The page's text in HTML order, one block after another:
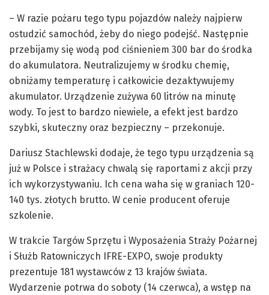
– W razie pożaru tego typu pojazdów należy najpierw
ostudzić samochód, żeby do niego podejść. Następnie
przebijamy się wodą pod ciśnieniem 300 bar do środka
do akumulatora. Neutralizujemy w środku chemię,
obniżamy temperaturę i całkowicie dezaktywujemy
akumulator. Urządzenie zużywa 60 litrów na minutę
wody. To jest to bardzo niewiele, a efekt jest bardzo
szybki, skuteczny oraz bezpieczny – przekonuje.
Dariusz Stachlewski dodaje, że tego typu urządzenia są
już w Polsce i strażacy chwalą się raportami z akcji przy
ich wykorzystywaniu. Ich cena waha się w graniach 120-
140 tys. złotych brutto. W cenie producent oferuje
szkolenie.
W trakcie Targów Sprzętu i Wyposażenia Straży Pożarnej
i Służb Ratowniczych IFRE-EXPO, swoje produkty
prezentuje 181 wystawców z 13 krajów świata.
Wydarzenie potrwa do soboty (14 czerwca), a wstęp na